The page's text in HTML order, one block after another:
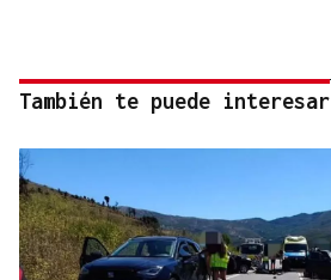
También te puede interesar